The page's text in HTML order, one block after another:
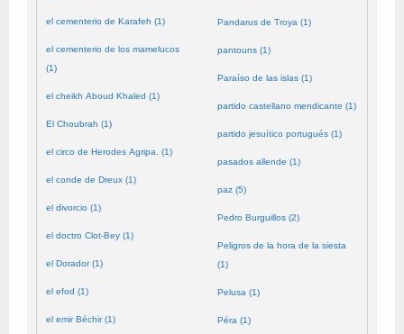
el cementerio de Karafeh (1)
el cementerio de los mamelucos
(1)
el cheikh Aboud Khaled (1)
El Choubrah (1)
el circo de Herodes Agripa. (1)
el conde de Dreux (1)
el divorcio (1)
el doctro Clot-Bey (1)
el Dorador (1)
el efod (1)
el emir Béchir (1)
Pandarus de Troya (1)
pantouns (1)
Paraíso de las islas (1)
partido castellano mendicante (1)
partido jesuítico portugués (1)
pasados allende (1)
paz (5)
Pedro Burguillos (2)
Peligros de la hora de la siesta
(1)
Pelusa (1)
Péra (1)